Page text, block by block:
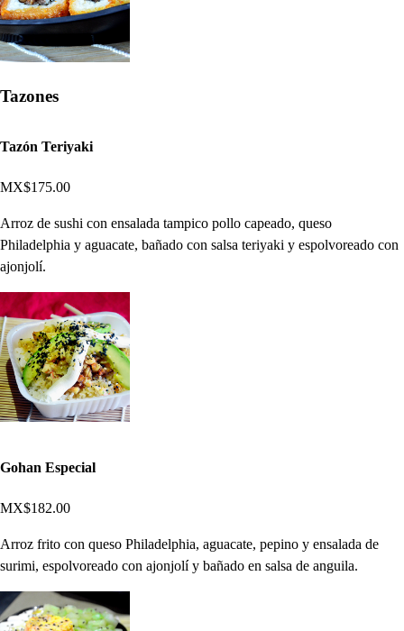
Tazones
Tazón Teriyaki
MX$175.00
Arroz de sushi con ensalada tampico pollo capeado, queso
Philadelphia y aguacate, bañado con salsa teriyaki y espolvoreado con
ajonjolí.
Gohan Especial
MX$182.00
Arroz frito con queso Philadelphia, aguacate, pepino y ensalada de
surimi, espolvoreado con ajonjolí y bañado en salsa de anguila.